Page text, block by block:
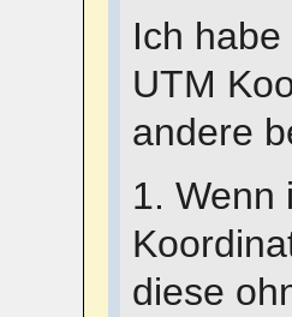
Ich
UTM
andere
1. Wenn
diese